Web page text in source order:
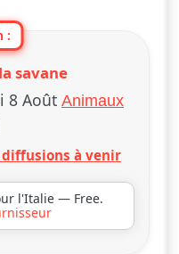
:
savane
8 Août Animaux
à venir
l'Italie — Free.